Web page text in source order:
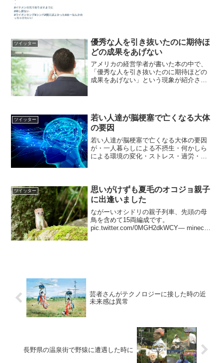
ツイッター
優秀な人を引き抜いたのに期待ほ
どの成果をあげない
アメリカの経営学者が書いた本の中で、
「優秀な人を引き抜いたのに期待ほどの
成果をあげない」という現象が紹介され
してる人もただ「すごいチ...
ツイッター
若い人達が脳梗塞で亡くなる大体
の要因
若い人達が脳梗塞で亡くなる大体の要因
が・一人暮らしによる不摂生・何かしら
による環境の変化・ストレス・過労・寝
に改善しましょ🐒憶測だ...
ツイッター
思いがけずも夏毛のオコジョ親子
に出逢いました
ながーいオシドリの親子列車、先頭の母
鳥を含めて15両編成です。
pic.twitter.com/0MGH2dkWCY— minechi
芸者さんがテクノロジーに接した時の近
未来感は異常
長野県の温泉街で野猿に遭遇した時に